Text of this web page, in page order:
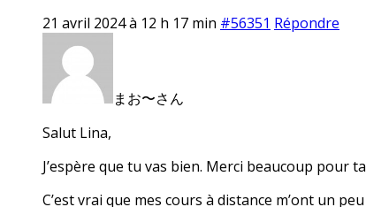
21 avril 2024 à 12 h 17 min #56351 Répondre
まお〜さん
Salut Lina,
J’espère que tu vas bien. Merci beaucoup pour
C’est vrai que mes cours à distance m’ont un